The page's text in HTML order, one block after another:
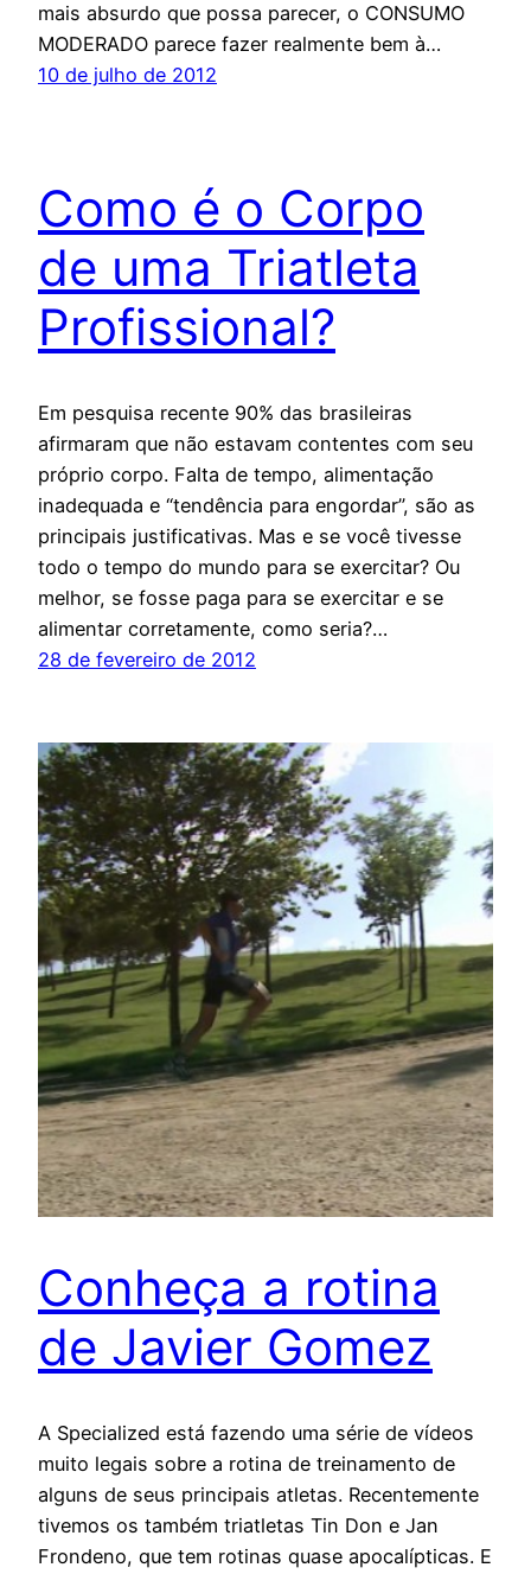
mais absurdo que possa parecer, o CONSUMO
MODERADO parece fazer realmente bem à…
10 de julho de 2012
Como é o Corpo
de uma Triatleta
Profissional?
Em pesquisa recente 90% das brasileiras
afirmaram que não estavam contentes com seu
próprio corpo. Falta de tempo, alimentação
inadequada e “tendência para engordar”, são as
principais justificativas. Mas e se você tivesse
todo o tempo do mundo para se exercitar? Ou
melhor, se fosse paga para se exercitar e se
alimentar corretamente, como seria?…
28 de fevereiro de 2012
Conheça a rotina
de Javier Gomez
A Specialized está fazendo uma série de vídeos
muito legais sobre a rotina de treinamento de
alguns de seus principais atletas. Recentemente
tivemos os também triatletas Tin Don e Jan
Frondeno, que tem rotinas quase apocalípticas. E